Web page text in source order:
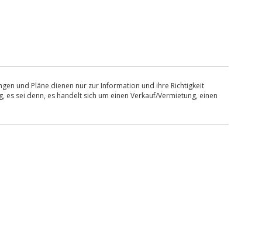
und Pläne dienen nur zur Information und ihre Richtigkeit
sei denn, es handelt sich um einen Verkauf/Vermietung, einen